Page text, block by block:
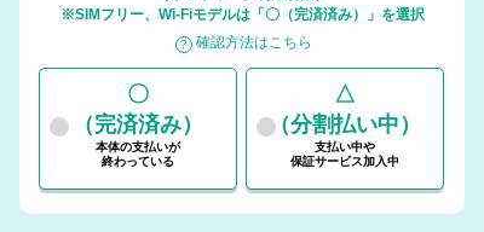
※SIMフリー、Wi-Fiモデルは「〇（完済済み）」を選択
確認方法はこちら
〇
（完済済み）
本体の支払いが
終わっている
△
（分割払い中）
支払い中や
保証サービス加入中